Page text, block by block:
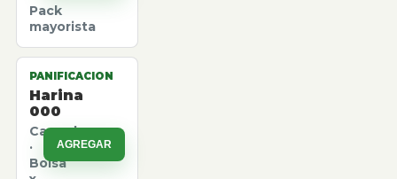
Pack
mayorista
PANIFICACION
Harina
000
Canuelas
·
Bolsa
AGREGAR